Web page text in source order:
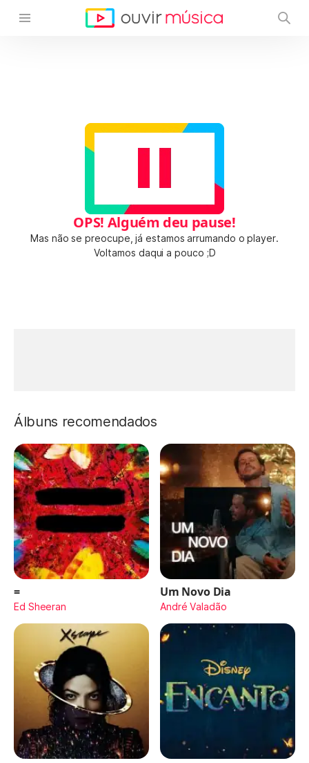
OPS! Alguém deu pause!
Mas não se preocupe, já estamos arrumando o player.
Voltamos daqui a pouco ;D
Álbuns recomendados
=
Ed Sheeran
Um Novo Dia
André Valadão